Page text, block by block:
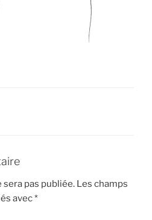
pas publiée. Les champs
avec*